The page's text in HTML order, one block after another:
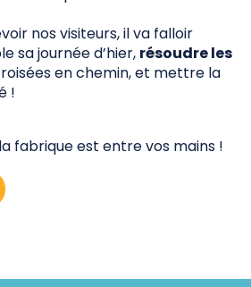
nos visiteurs, il va falloir
sa journée d’hier, résoudre les
en chemin, et mettre la
!
fabrique est entre vos mains !